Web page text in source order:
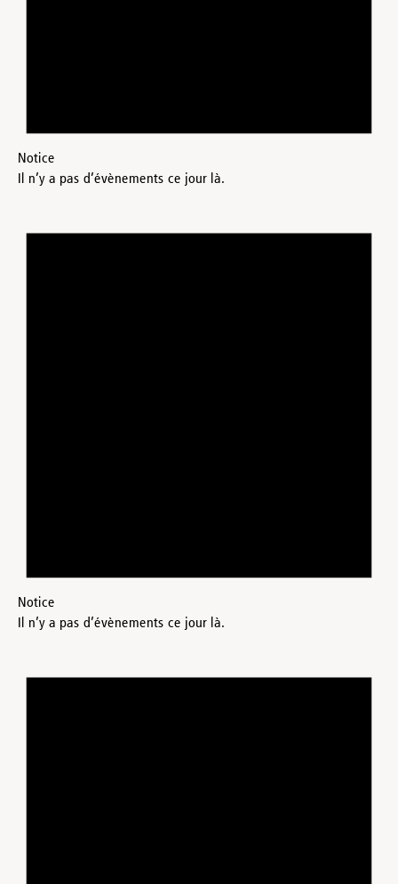
Notice
Il n’y a pas d’évènements ce jour là.
Notice
Il n’y a pas d’évènements ce jour là.